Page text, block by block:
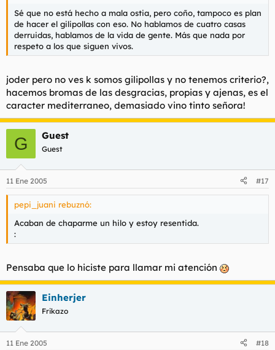
Sé que no está hecho a mala ostia, pero coño, tampoco es plan
de hacer el gilipollas con eso. No hablamos de cuatro casas
derruidas, hablamos de la vida de gente. Más que nada por
respeto a los que siguen vivos.
joder pero no ves k somos gilipollas y no tenemos criterio?,
hacemos bromas de las desgracias, propias y ajenas, es el
caracter mediterraneo, demasiado vino tinto señora!
G Guest
Guest
11 Ene 2005 #17
pepi_juani rebuznó:
Acaban de chaparme un hilo y estoy resentida.
:
Pensaba que lo hiciste para llamar mi atención
Einherjer
Frikazo
11 Ene 2005 #18